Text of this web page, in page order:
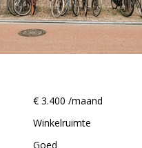
€ 3.400 /maand
Winkelruimte
Goed